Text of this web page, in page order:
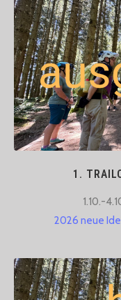
1.
1.10.-
2026 neue